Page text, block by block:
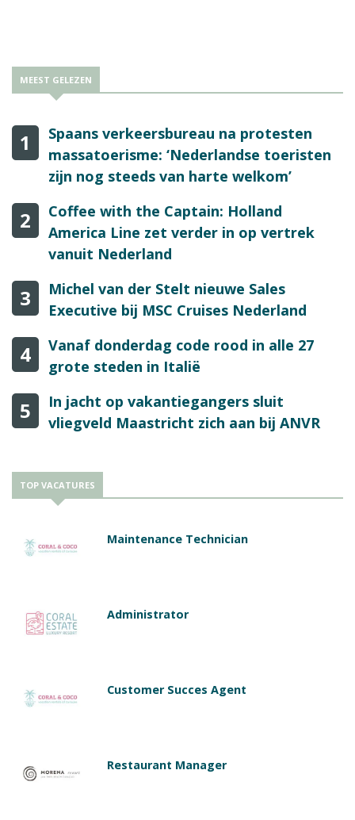
MEEST GELEZEN
1
Spaans verkeersbureau na protesten
massatoerisme: ‘Nederlandse toeristen
zijn nog steeds van harte welkom’
2
Coffee with the Captain: Holland
America Line zet verder in op vertrek
vanuit Nederland
3
Michel van der Stelt nieuwe Sales
Executive bij MSC Cruises Nederland
4
Vanaf donderdag code rood in alle 27
grote steden in Italië
5
In jacht op vakantiegangers sluit
vliegveld Maastricht zich aan bij ANVR
TOP VACATURES
Maintenance Technician
Administrator
Customer Succes Agent
Restaurant Manager